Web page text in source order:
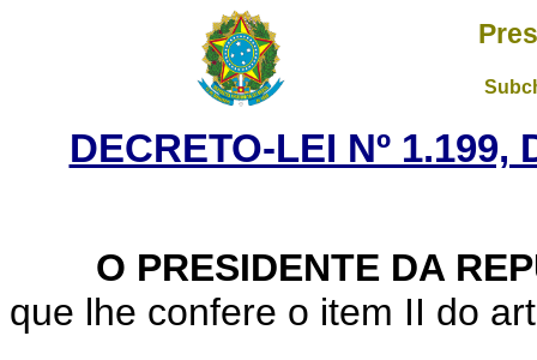
DECRETO-LEI Nº 1.199,
O PRESIDENTE DA
que lhe confere o item II do